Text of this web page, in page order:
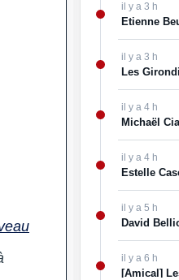
il y a 3 h
Etienne
il y a 3 h
Les
il y a 4 h
Michaël
il y a 4 h
Estelle
il y a 5 h
David
il y a 6 h
[Amical]